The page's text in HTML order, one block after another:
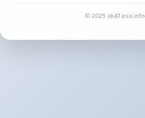
© 2025 ak47asia.info